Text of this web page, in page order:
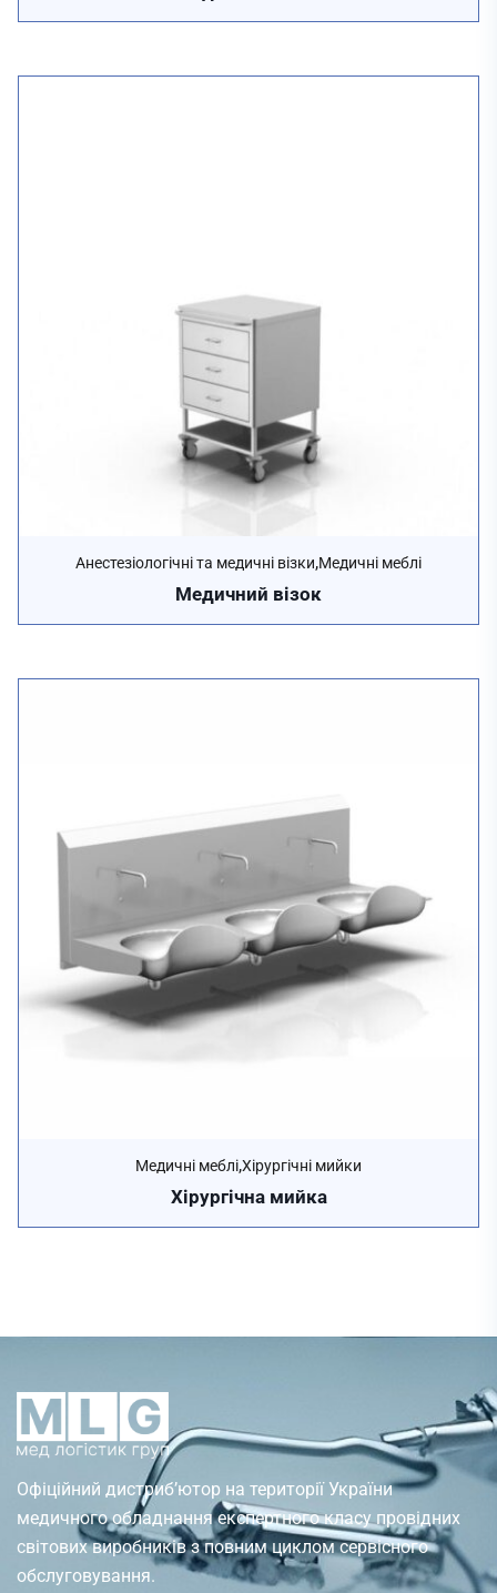
Анестезіологічні та медичні візки,Медичні меблі
Медичний візок
Медичні меблі,Хірургічні мийки
Хірургічна мийка
Офіційний дистриб’ютор на території України
медичного обладнання експертного класу провідних
світових виробників з повним циклом сервісного
обслуговування.